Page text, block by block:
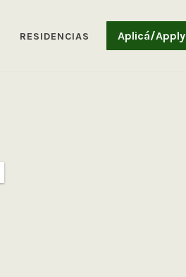
RESIDENCIAS Aplicá/Apply